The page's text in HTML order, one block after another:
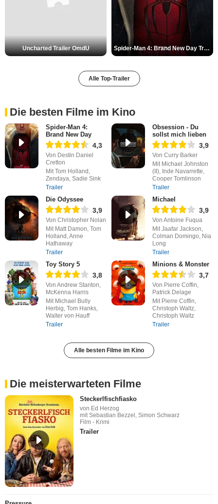
Uncharted Trailer OmdU Spider-Man 4: Brand New Day Trailer (3) DF
Alle Top-Trailer
Die besten Filme im Kino
Spider-Man 4:
Brand New Day
4,3
Von Destin Daniel
Cretton
Mit Tom Holland,
Zendaya, Sadie Sink
Trailer
Obsession - Du
sollst mich lieben
3,9
Von Curry Barker
Mit Michael Johnston
(II), Inde Navarrette,
Cooper Tomlinson
Trailer
Die Odyssee
3,9
Von Christopher Nolan
Mit Matt Damon, Tom
Holland, Anne
Hathaway
Trailer
Michael
3,9
Von Antoine Fuqua
Mit Jaafar Jackson,
Colman Domingo, Nia
Long
Trailer
Toy Story 5
3,8
Von Andrew Stanton,
McKenna Harris
Mit Michael Bully
Herbig, Tom Hanks,
Walter von Hauff
Trailer
Minions & Monster
3,7
Von Pierre Coffin,
Patrick Delage
Mit Pierre Coffin,
Christoph Waltz,
Christoph Waltz
Trailer
Alle besten Filme im Kino
Die meisterwarteten Filme
Steckerlfischfiasko
von Ed Herzog
mit Sebastian Bezzel, Simon Schwarz
Film - Krimi
Trailer